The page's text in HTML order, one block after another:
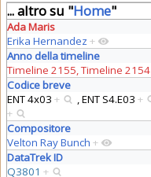
... altro su "Home"
Ada Maris
Erika Hernandez +
Anno della timeline
Timeline 2155, Timeline 2154
Codice breve
ENT 4x03 + ,ENT S4.E03 +
+
Compositore
Velton Ray Bunch +
DataTrek ID
Q3801 +